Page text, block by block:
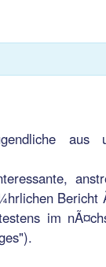
aus
im